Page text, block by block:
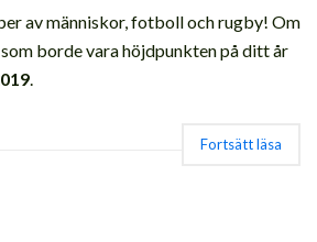
av människor, fotboll och rugby! Om
borde vara höjdpunkten på ditt år
19
Fortsätt läsa